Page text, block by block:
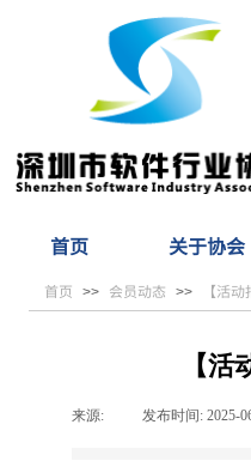
首页 关于协会
首页 >> 会员动态 >> 【活
【
来源: 发布时间: 2025-